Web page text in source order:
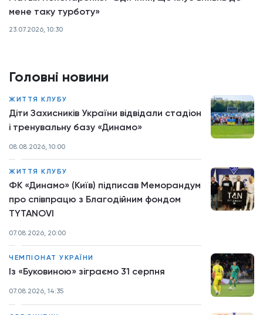
Головні новини
ЖИТТЯ КЛУБУ
Діти Захисників України відвідали стадіон
і тренувальну базу «Динамо»
08.08.2026, 10:00
ЖИТТЯ КЛУБУ
ФК «Динамо» (Київ) підписав Меморандум
про співпрацю з Благодійним фондом
TYTANOVI
07.08.2026, 20:00
ЧЕМПІОНАТ УКРАЇНИ
Із «Буковиною» зіграємо 31 серпня
07.08.2026, 14:35
мене таку турботу»
23.07.2026, 10:30